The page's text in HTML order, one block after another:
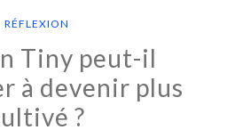
RÉFLEXION
Tiny peut-il
à devenir plus
?